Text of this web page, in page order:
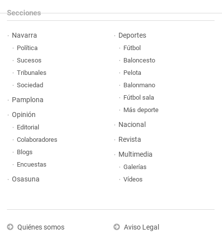
Secciones
Navarra
Política
Sucesos
Tribunales
Sociedad
Pamplona
Opinión
Editorial
Colaboradores
Blogs
Encuestas
Osasuna
Deportes
Fútbol
Baloncesto
Pelota
Balonmano
Fútbol sala
Más deporte
Nacional
Revista
Multimedia
Galerías
Vídeos
Quiénes somos
Aviso Legal